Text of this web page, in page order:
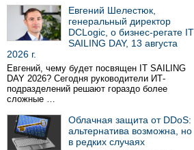
Евгений Шелестюк,
генеральный директор
DCLogic, о бизнес-регате IT
SAILING DAY, 13 августа
2026 г.
Евгений, чему будет посвящен IT SAILING
DAY 2026? Сегодня руководители ИТ-
подразделений решают гораздо более
сложные …
Облачная защита от DDoS:
альтернатива возможна, но
в редких случаях